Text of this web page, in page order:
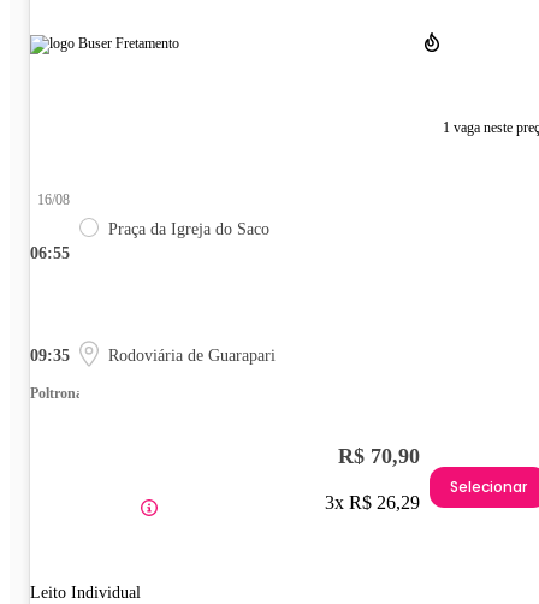
1 vaga neste
06:55
16/08
Praça da Igreja do Saco
09:35 Rodoviária de Guarapari
Poltrona
Leito Individual
R$ 70,90
3x R$ 26,29
Selecionar